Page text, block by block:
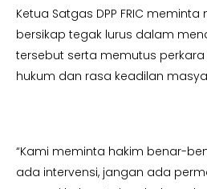
Ketua Satgas DPP FRIC
bersikap tegak lurus dalam
tersebut serta memutus
hukum dan rasa keadilan
“Kami meminta hakim benar-
ada intervensi, jangan ada